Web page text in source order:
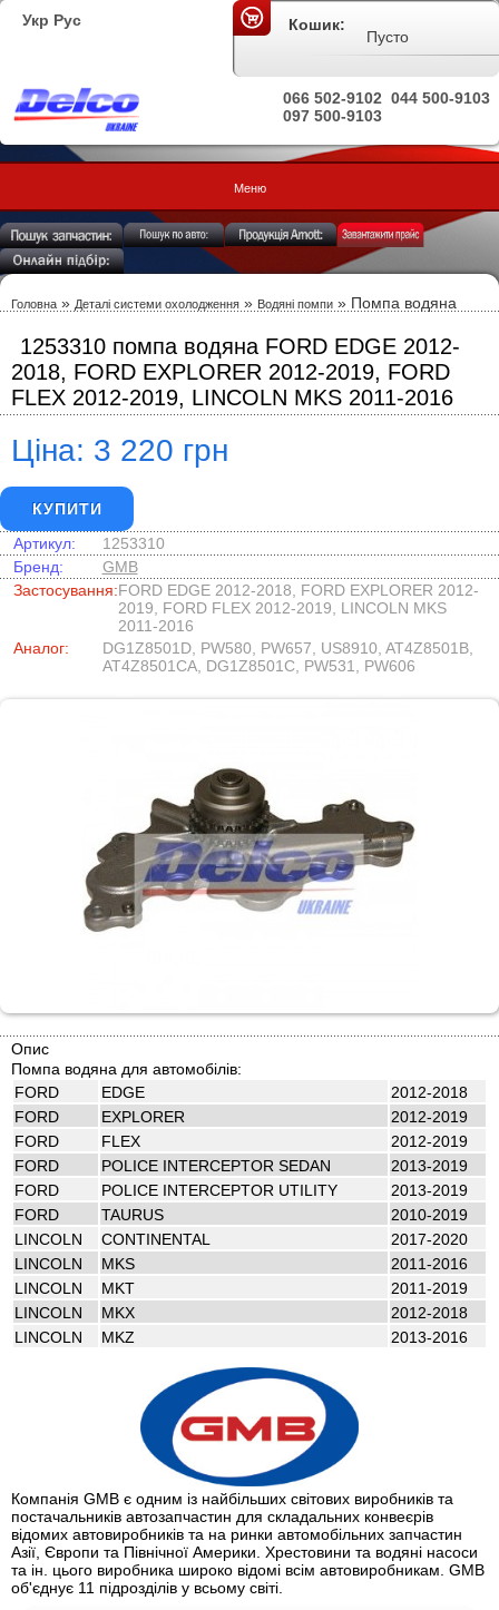
Укр Рус
044 500-9103
066 502-9102
097 500-9103
Кошик:
Пусто
Меню
Головна » Деталі системи охолодження » Водяні помпи » Помпа водяна
1253310 помпа водяна FORD EDGE 2012-
2018, FORD EXPLORER 2012-2019, FORD
FLEX 2012-2019, LINCOLN MKS 2011-2016
Ціна: 3 220 грн
КУПИТИ
Артикул:
1253310
Бренд:
GMB
Застосування:FORD EDGE 2012-2018, FORD EXPLORER 2012-
2019, FORD FLEX 2012-2019, LINCOLN MKS
2011-2016
Аналог:
DG1Z8501D, PW580, PW657, US8910, AT4Z8501B,
AT4Z8501CA, DG1Z8501C, PW531, PW606
Опис
Помпа водяна для автомобілів:
FORD
EDGE
2012-2018
FORD
EXPLORER
2012-2019
FORD
FLEX
2012-2019
FORD
POLICE INTERCEPTOR SEDAN
2013-2019
FORD
POLICE INTERCEPTOR UTILITY
2013-2019
FORD
TAURUS
2010-2019
LINCOLN
CONTINENTAL
2017-2020
LINCOLN
MKS
2011-2016
LINCOLN
MKT
2011-2019
LINCOLN
MKX
2012-2018
LINCOLN
MKZ 2013-2016
Компанія GMB є одним із найбільших світових виробників та
постачальників автозапчастин для складальних конвеєрів
відомих автовиробників та на ринки автомобільних запчастин
Азії, Європи та Північної Америки. Хрестовини та водяні насоси
та ін. цього виробника широко відомі всім автовиробникам. GMB
об'єднує 11 підрозділів у всьому світі.